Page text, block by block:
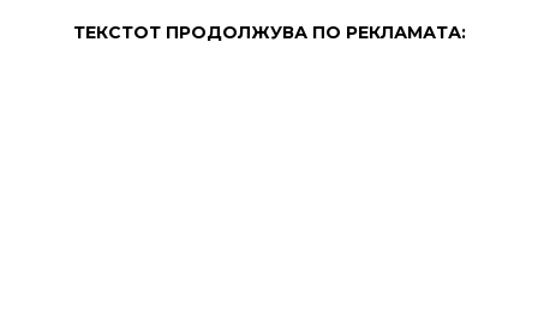
ТЕКСТОТ ПРОДОЛЖУВА ПО РЕКЛАМАТА: